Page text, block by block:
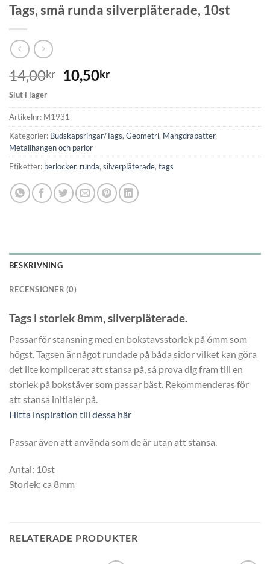
Tags, små runda silverpläterade, 10st
14,00kr 10,50kr
Slut i lager
Artikelnr: M1931
Kategorier: Budskapsringar/Tags, Geometri, Mängdrabatter,
Metallhängen och pärlor
Etiketter: berlocker, runda, silverpläterade, tags
BESKRIVNING
RECENSIONER (0)
Tags i storlek 8mm, silverpläterade.
Passar för stansning med en bokstavsstorlek på 6mm som
högst. Tagsen är något rundade på båda sidor vilket kan göra
det lite komplicerat att stansa på, så prova dig fram till en
storlek på bokstäver som passar bäst. Rekommenderas för
att stansa initialer på.
Hitta inspiration till dessa här
Passar även att använda som de är utan att stansa.
Antal: 10st
Storlek: ca 8mm
RELATERADE PRODUKTER